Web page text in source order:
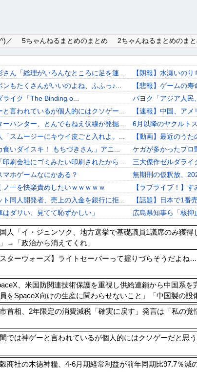
／ 5ちゃんねるまとめのまとめ 2ちゃんねるまとめのま
さん「総理がいろんなところに足を運...
ンもたくさんがいいのよね、ふふっ♪...
ライク「The Binding o...
と言われているが個人的にはクソゲー...
ーハンター、とんでもねえ伏線が発掘...
「スムージーにキウイ皮ごと入れよ。...
食いダイスキ！ もちづきさん」アニ...
印刷会社にゴミみたい印刷されたから...
マホゲームなにかある？
ノ一を快楽責めしたいｗｗｗｗｗ
ト同人開発者、売上の入金を銀行に拒...
ダサい、見てて恥ずかしい」
ナナとカオル』作者、大腸がんステー...
新版のあのちゃん、可愛過ぎてワイら...
モない漫画、アニメ化されるｗｗｗｗ...
S&P500、逝くｗ
【朗報】水瀬いの
【悲報】ゲームの
パヨク「アジア人民
【速報】中国、ア
6月以降のヤクルト
【動画】最近のう
ケガが多かったプ
三大傑作ゼルダライ
無期刑の仮釈放、
【ラブライブ！】
【話題】日本で1番
広島県知事ら「核抑
6月以降のヤクルト
日本の商船が中国に
【悲報】嫁に15年
【リスク3倍】お前
人「イ・ジュンソク、地方選挙で基礎議員1議席のみ獲
→「政治から消えてくれ」
スターウォーズ】ライトセーバーって握りづらそうだよね…
、米国防関連技術保護を重視し供給連鎖から中国系
をSpaceX向けの生産に関わらせないこと」「中国製の
査実施
首相、2年限定の消費減税「確実に戻す」発言は「私の覚
では神ゲーと言われているが個人的にはクソゲーだと思
商社の木徳神糧、4-6月期経常利益が前年同期比97.7％減
私用 ＼(^o^)／
とめのまとめ
とめのまとめ
速報＋